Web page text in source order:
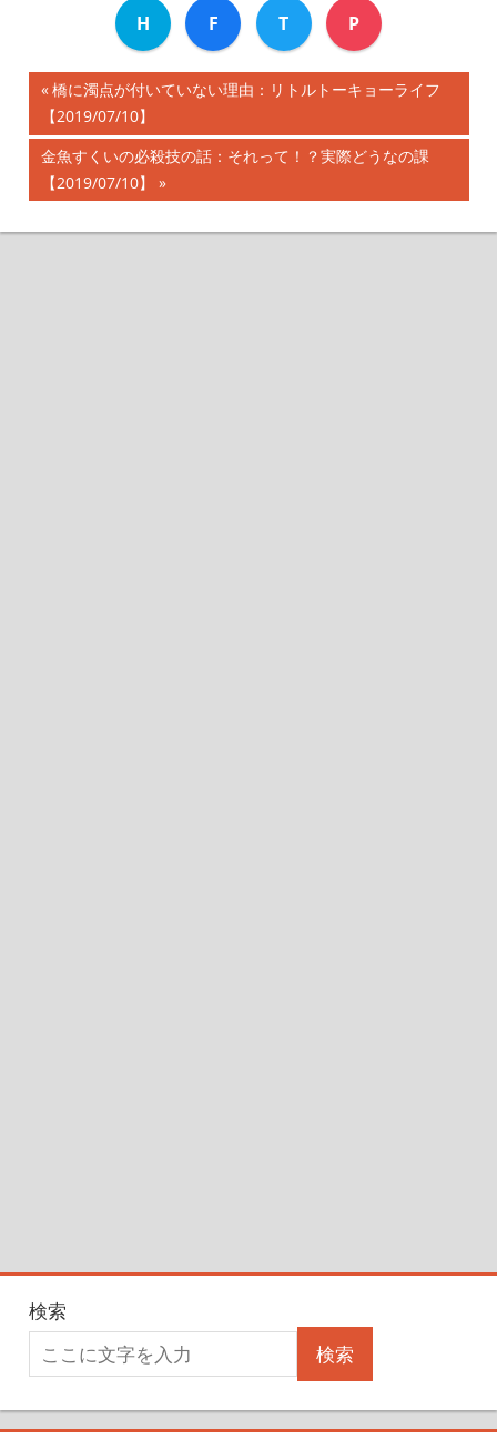
H F T P
投
稿
ナ
ビ
前
の
記
事:
橋に濁点が付いていない理由：リトルトーキョーライフ
【2019/07/10】
次
の
事:
金魚すくいの必殺技の話：それって！？実際どうなの課
【2019/07/10】
検索
検索